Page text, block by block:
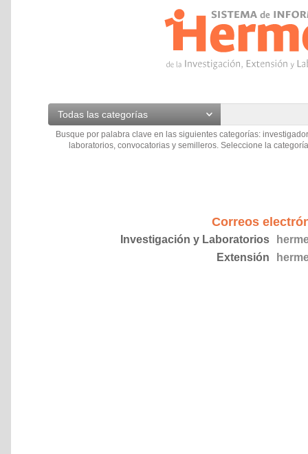
Todas las categorías
Busque por palabra clave en las siguientes categorías:
laboratorios, convocatorias y semilleros. Seleccione la
Correos
Investigación y Laboratorios
Extensión